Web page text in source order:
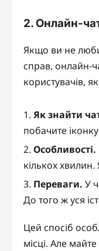
2. Онлайн-
Якщо ви не
справ, онлайн-
користувачів,
Як знайти
побачите
Особливості.
кількох
Переваги. У
До того ж уся
Цей спосіб
місці. Але